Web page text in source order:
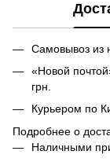
Самовывоз из
«Новой
грн.
Курьером по
Подробнее о
Наличными